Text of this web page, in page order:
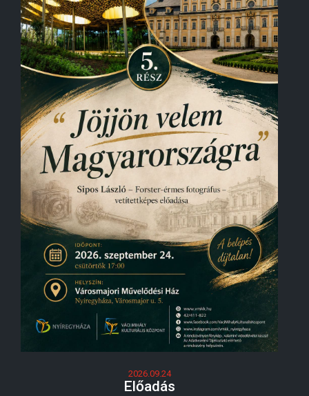
2026.09.24
Előadás